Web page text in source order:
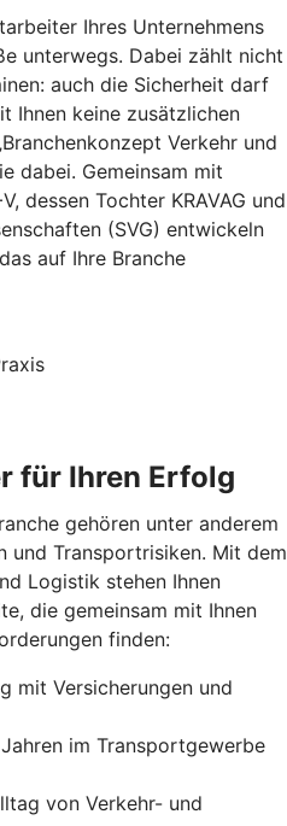
Ihres Unternehmens
unterwegs. Dabei zählt nicht
auch die Sicherheit darf
Ihnen keine zusätzlichen
Verkehr und
dabei. Gemeinsam mit
dessen Tochter KRAVAG und
(SVG) entwickeln
auf Ihre Branche
für Ihren Erfolg
gehören unter anderem
und Transportrisiken. Mit dem
Logistik stehen Ihnen
die gemeinsam mit Ihnen
finden:
mit Versicherungen und
im Transportgewerbe
von Verkehr- und